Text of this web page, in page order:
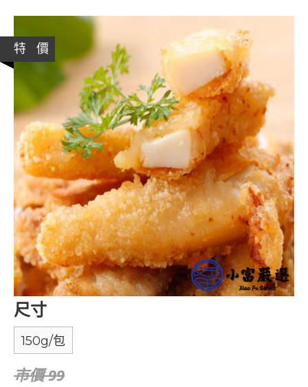
特 價
尺寸
150g/包
市價 99